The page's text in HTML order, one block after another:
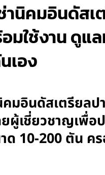
านิคมอินดัส
ใช้งาน ดูแ
เอง
คมอินดัสเตรียล
ผู้เชี่ยวชาญเพื่อ
ด 10-200 ตัน ค